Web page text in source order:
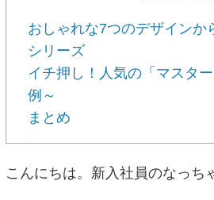
おしゃれな7つのデザインか
シリーズ
イチ押し！人気の「マスタ
例～
まとめ
こんにちは。新入社員のなっち